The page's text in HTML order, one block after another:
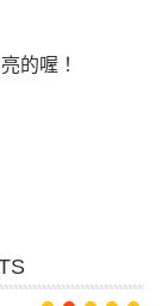
的喔！